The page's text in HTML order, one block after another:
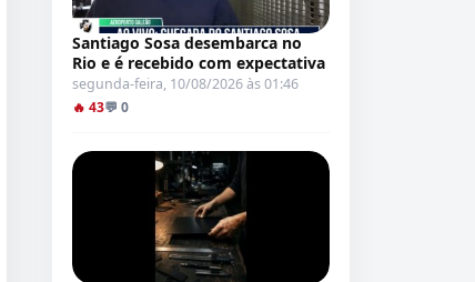
Santiago Sosa desembarca no
Rio e é recebido com expectativa
segunda-feira, 10/08/2026 às 01:46
🔥 43💬 0